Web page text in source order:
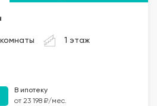
1 этаж
В ипотеку
от 23 198 ₽/мес.